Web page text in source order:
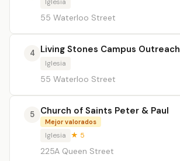
55 Waterloo Street
4 Living Stones Campus Outreach
Iglesia
55 Waterloo Street
5 Church of Saints Peter & Paul
Mejor valorados
Iglesia ★ 5
225A Queen Street